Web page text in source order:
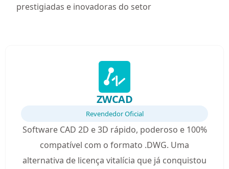
prestigiadas e inovadoras do setor
ZWCAD
Revendedor Oficial
Software CAD 2D e 3D rápido, poderoso e 100%
compatível com o formato .DWG. Uma
alternativa de licença vitalícia que já conquistou